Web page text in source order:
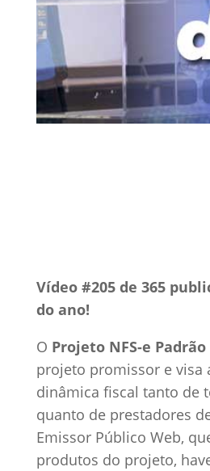
Vídeo #205 de 365
do ano!
O Projeto NFS-e
projeto promissor e visa
dinâmica fiscal tanto de
quanto de prestadores
Emissor Público Web,
produtos do projeto,